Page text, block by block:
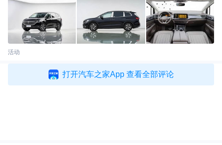
在过去几年，行业在小模型的基础上，提升是越
来越慢的，尤其是进入今年，你会发现整个辅助驾驶
性能的提升越来越慢，其实最根本的原因还是在于小
模型的边界已经触底了。现在投入越来越多，提升越
来越慢。这其实也是原有的技术路线到了能力的上
限，接近天花板。怎么样在今天的辅助驾驶技术的基
活动
打开汽车之家App 查看全部评论